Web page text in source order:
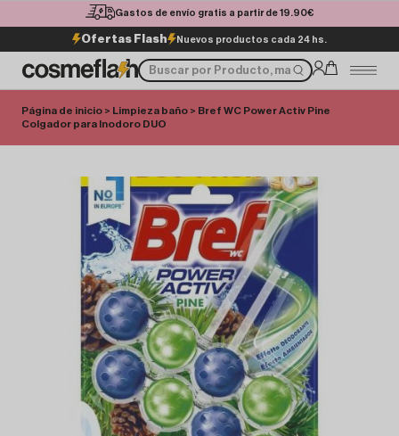
Gastos de envío gratis a partir de 19.90€
Ofertas Flash Nuevos productos cada 24 hs.
Página de inicio > Limpieza baño > Bref WC Power Activ Pine
Colgador para Inodoro DUO